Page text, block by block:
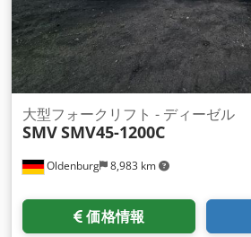
Oldenburg 8,983 km
大型フォークリフト - ディーゼル
SMVSMV45-1200C
価格情報